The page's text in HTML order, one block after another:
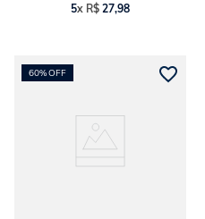
5x R$ 27,98
60%OFF